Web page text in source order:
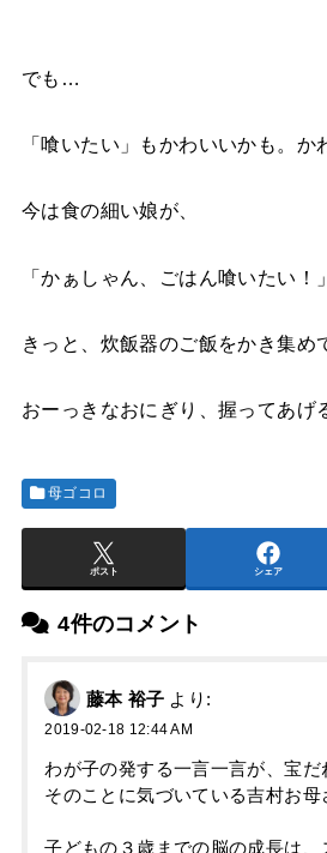
でも…
「喰いたい」もかわいいかも。か
今は食の細い娘が、
「かぁしゃん、ごはん喰いたい！
きっと、炊飯器のご飯をかき集め
おーっきなおにぎり、握ってあげ
母ゴコロ
ポスト シェア
4件のコメント
藤本 裕子 より:
2019-02-18 12:44 AM
わが子の発する一言一言が、宝だ
そのことに気づいている吉村お母
子どもの３歳までの脳の成長は、